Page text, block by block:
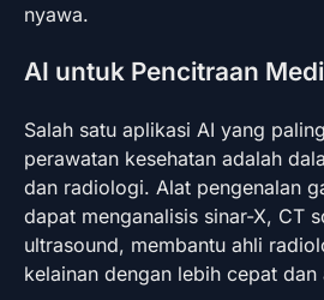
nyawa.
AI untuk Pencitraan
Salah satu aplikasi AI yang
perawatan kesehatan adalah
dan radiologi. Alat pengenalan
dapat menganalisis sinar-X, CT
ultrasound, membantu ahli
kelainan dengan lebih cepat dan